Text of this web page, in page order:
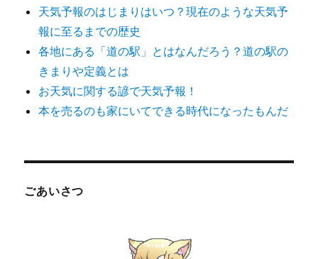
天気予報のはじまりはいつ？現在のような天気予
報に至るまでの歴史
各地にある「道の駅」とはなんだろう？道の駅の
きまりや定義とは
お天気に関する諺で天気予報！
本を売るのも家にいてできる時代になったもんだ
ごあいさつ